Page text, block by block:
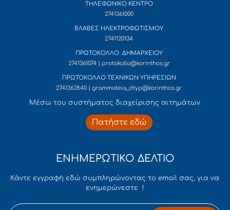
ΤΗΛΕΦΩΝΙΚΟ ΚΕΝΤΡΟ
2741361000
ΒΛΑΒΕΣ ΗΛΕΚΤΡΟΦΩΤΙΣΜΟΥ
2741120134
ΠΡΩΤΟΚΟΛΛΟ ΔΗΜΑΡΧΕΙΟΥ
2741361074 | protokollo@korinthos.gr
ΠΡΩΤΟΚΟΛΛΟ ΤΕΧΝΙΚΩΝ ΥΠΗΡΕΣΙΩΝ
2741362840 | grammateia_dtyp@korinthos.gr
Mέσω του συστήματος διαχείρισης αιτημάτων
Πατήστε εδώ
ΕΝΗΜΕΡΩΤΙΚΟ ΔΕΛΤΙΟ
Κάντε εγγραφή εδώ συμπληρώνοντας το email σας, για να
ενημερώνεστε !